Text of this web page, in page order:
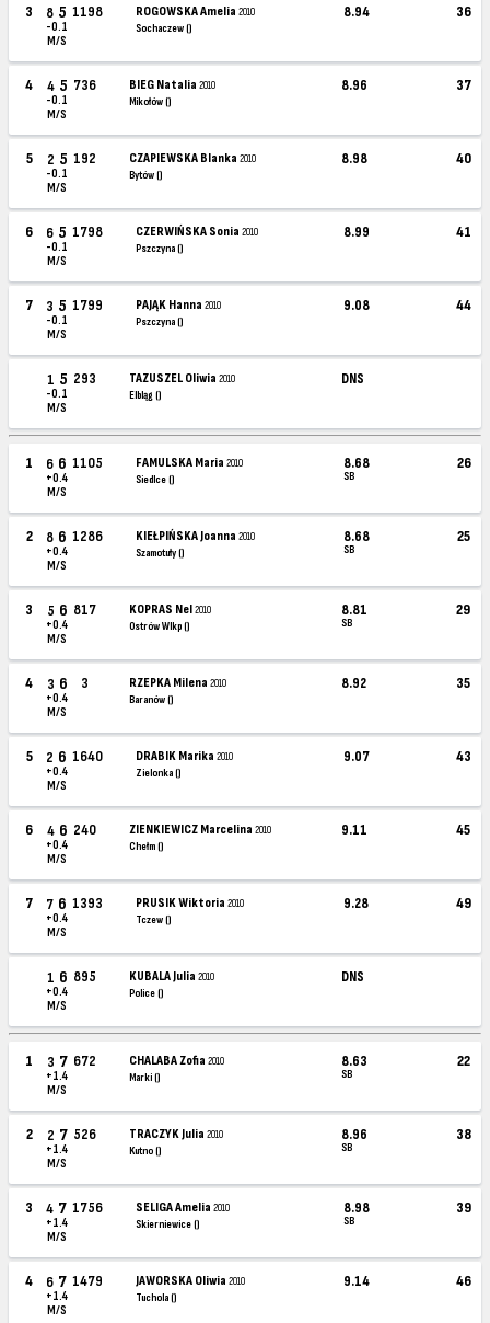
3 8 5
-0.1
M/S
1198 ROGOWSKA Amelia 2010
Sochaczew ()
8.94 36
4 4 5
-0.1
M/S
736 BIEG Natalia2010
Mikołów ()
8.96 37
5 2 5
-0.1
M/S
192 CZAPIEWSKA Blanka2010
Bytów ()
8.98 40
6 6 5
-0.1
M/S
1798 CZERWIŃSKA Sonia 2010
Pszczyna ()
8.99 41
7 3 5
-0.1
M/S
1799 PAJĄK Hanna 2010
Pszczyna ()
9.08 44
1 5
-0.1
M/S
293 TAZUSZEL Oliwia2010
Elbląg ()
DNS
1 6 6
+0.4
M/S
1105 FAMULSKA Maria 2010
Siedlce ()
8.68
SB
26
2 8 6
+0.4
M/S
1286 KIEŁPIŃSKA Joanna 2010
Szamotuły ()
8.68
SB
25
3 5 6
+0.4
M/S
817 KOPRAS Nel2010
Ostrów Wlkp ()
8.81
SB
29
4 3 6
+0.4
M/S
3 RZEPKA Milena2010
Baranów ()
8.92 35
5 2 6
+0.4
M/S
1640 DRABIK Marika 2010
Zielonka ()
9.07 43
6 4 6
+0.4
M/S
240 ZIENKIEWICZ Marcelina2010
Chełm ()
9.11 45
7 7 6
+0.4
M/S
1393 PRUSIK Wiktoria 2010
Tczew ()
9.28 49
1 6
+0.4
M/S
895 KUBALA Julia2010
Police ()
DNS
1 3 7
+1.4
M/S
672 CHALABA Zofia2010
Marki ()
8.63
SB
22
2 2 7
+1.4
M/S
526 TRACZYK Julia2010
Kutno ()
8.96
SB
38
3 4 7
+1.4
M/S
1756 SELIGA Amelia 2010
Skierniewice ()
8.98
SB
39
4 6 7
+1.4
M/S
1479 JAWORSKA Oliwia 2010
Tuchola ()
9.14 46